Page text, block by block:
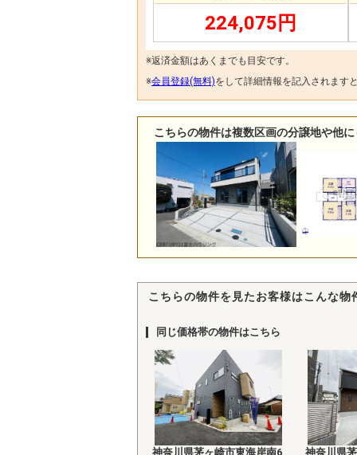
224,075円
※返済金額はあくまでも目安です。
※会員登録(無料)をして詳細情報を記入されます
こちらの物件は複数区画の分譲地や他
こちらの物件を見たお客様はこんな
同じ価格帯の物件はこちら
神奈川県茅ヶ崎市東海岸南6 神奈川県